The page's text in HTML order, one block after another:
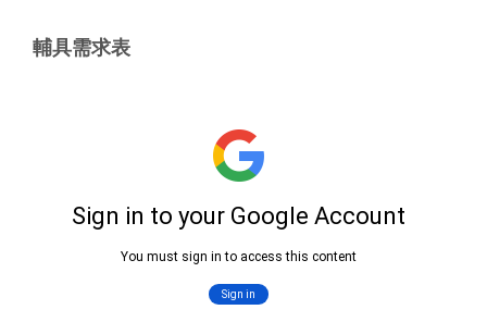
輔具需求表